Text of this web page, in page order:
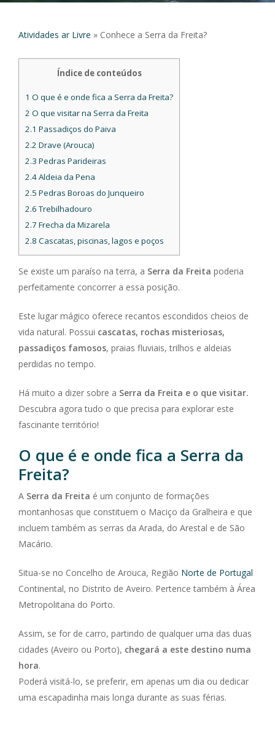
Atividades ar Livre » Conhece a Serra da Freita?
Índice de conteúdos
1 O que é e onde fica a Serra da Freita?
2 O que visitar na Serra da Freita
2.1 Passadiços do Paiva
2.2 Drave (Arouca)
2.3 Pedras Parideiras
2.4Aldeia da Pena
2.5 Pedras Boroas do Junqueiro
2.6Trebilhadouro
2.7 Frecha da Mizarela
2.8 Cascatas, piscinas, lagos e poços
Se existe um paraíso na terra, a Serra da Freita poderia
perfeitamente concorrer a essa posição.
Este lugar mágico oferece recantos escondidos cheios de
vida natural. Possui cascatas, rochas misteriosas,
passadiços famosos, praias fluviais, trilhos e aldeias
perdidas no tempo.
Há muito a dizer sobre a Serra da Freita e o que visitar.
Descubra agora tudo o que precisa para explorar este
fascinante território!
O que é e onde fica a Serra da
Freita?
A Serra da Freita é um conjunto de formações
montanhosas que constituem o Maciço da Gralheira e que
incluem também as serras da Arada, do Arestal e de São
Macário.
Situa-se no Concelho de Arouca, Região Norte de Portugal
Continental, no Distrito de Aveiro. Pertence também à Área
Metropolitana do Porto.
Assim, se for de carro, partindo de qualquer uma das duas
cidades (Aveiro ou Porto), chegará a este destino numa
hora.
Poderá visitá-lo, se preferir, em apenas um dia ou dedicar
uma escapadinha mais longa durante as suas férias.